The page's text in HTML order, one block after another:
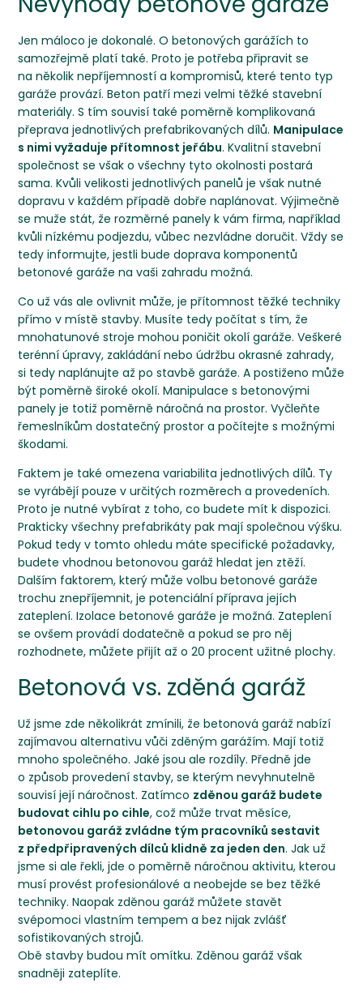
Jen máloco je dokonalé. O betonových garážích to
samozřejmě platí také. Proto je potřeba připravit se
na několik nepříjemností a kompromisů, které tento typ
garáže provází. Beton patří mezi velmi těžké stavební
materiály. S tím souvisí také poměrně komplikovaná
přeprava jednotlivých prefabrikovaných dílů. Manipulace
s nimi vyžaduje přítomnost jeřábu. Kvalitní stavební
společnost se však o všechny tyto okolnosti postará
sama. Kvůli velikosti jednotlivých panelů je však nutné
dopravu v každém případě dobře naplánovat. Výjimečně
se muže stát, že rozměrné panely k vám firma, například
kvůli nízkému podjezdu, vůbec nezvládne doručit. Vždy se
tedy informujte, jestli bude doprava komponentů
betonové garáže na vaši zahradu možná.
Co už vás ale ovlivnit může, je přítomnost těžké techniky
přímo v místě stavby. Musíte tedy počítat s tím, že
mnohatunové stroje mohou poničit okolí garáže. Veškeré
terénní úpravy, zakládání nebo údržbu okrasné zahrady,
si tedy naplánujte až po stavbě garáže. A postiženo může
být poměrně široké okolí. Manipulace s betonovými
panely je totiž poměrně náročná na prostor. Vyčleňte
řemeslníkům dostatečný prostor a počítejte s možnými
škodami.
Faktem je také omezena variabilita jednotlivých dílů. Ty
se vyrábějí pouze v určitých rozměrech a provedeních.
Proto je nutné vybírat z toho, co budete mít k dispozici.
Prakticky všechny prefabrikáty pak mají společnou výšku.
Pokud tedy v tomto ohledu máte specifické požadavky,
budete vhodnou betonovou garáž hledat jen ztěží.
Dalším faktorem, který může volbu betonové garáže
trochu znepříjemnit, je potenciální příprava jejích
zateplení. Izolace betonové garáže je možná. Zateplení
se ovšem provádí dodatečně a pokud se pro něj
rozhodnete, můžete přijít až o 20 procent užitné plochy.
Betonová vs. zděná garáž
Už jsme zde několikrát zmínili, že betonová garáž nabízí
zajímavou alternativu vůči zděným garážím. Mají totiž
mnoho společného. Jaké jsou ale rozdíly. Předně jde
o způsob provedení stavby, se kterým nevyhnutelně
souvisí její náročnost. Zatímco zděnou garáž budete
budovat cihlu po cihle, což může trvat měsíce,
betonovou garáž zvládne tým pracovníků sestavit
z předpřipravených dílců klidně za jeden den. Jak už
jsme si ale řekli, jde o poměrně náročnou aktivitu, kterou
musí provést profesionálové a neobejde se bez těžké
techniky. Naopak zděnou garáž můžete stavět
svépomoci vlastním tempem a bez nijak zvlášť
sofistikovaných strojů.
Obě stavby budou mít omítku. Zděnou garáž však
snadněji zateplíte.